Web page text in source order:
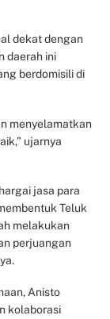
dekat dengan
daerah ini
berdomisili di
menyelamatkan
ujarnya
jasa para
Teluk
melakukan
perjuangan
Anisto
kolaborasi